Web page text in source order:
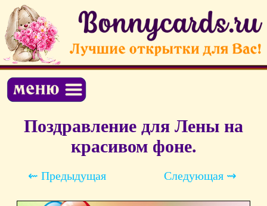
Поздравление для Лены на
красивом фоне.
⇜ Предыдущая Следующая ⇝